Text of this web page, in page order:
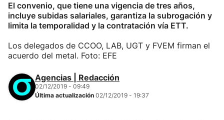
El convenio, que tiene una vigencia de tres años,
incluye subidas salariales, garantiza la subrogación y
limita la temporalidad y la contratación vía ETT.
Los delegados de CCOO, LAB, UGT y FVEM firman el
acuerdo del metal. Foto: EFE
Agencias | Redacción
02/12/2019 - 09:49
Última actualización 02/12/2019 - 19:37